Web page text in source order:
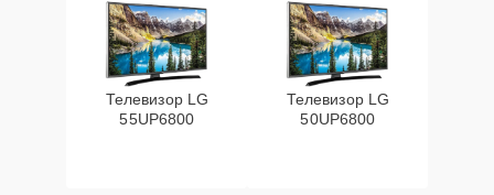
Телевизор LG
55UP6800
Телевизор LG
50UP6800